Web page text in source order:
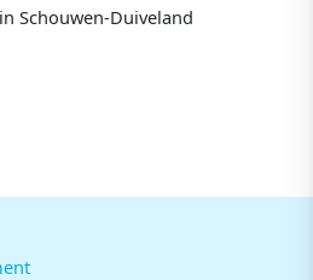
Schouwen-Duiveland